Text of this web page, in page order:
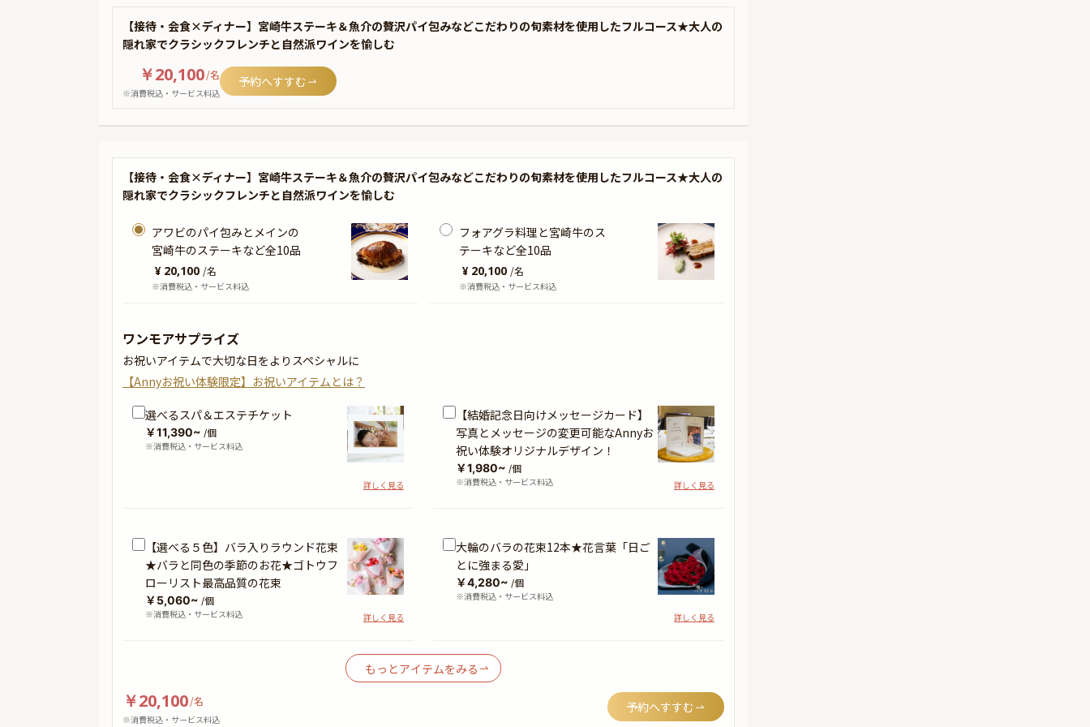
【接待・会食×ディナー】宮崎牛ステーキ＆魚介の贅沢パイ包みなどこだわりの旬素材を使用したフルコース★大人の
隠れ家でクラシックフレンチと自然派ワインを愉しむ
￥20,100/名
※消費税込・サービス料込
予約へすすむ
【接待・会食×ディナー】宮崎牛ステーキ＆魚介の贅沢パイ包みなどこだわりの旬素材を使用したフルコース★大人の
隠れ家でクラシックフレンチと自然派ワインを愉しむ
アワビのパイ包みとメインの
宮崎牛のステーキなど全10品
¥ 20,100 /名
※消費税込・サービス料込
フォアグラ料理と宮崎牛のス
テーキなど全10品
¥ 20,100 /名
※消費税込・サービス料込
ワンモアサプライズ
お祝いアイテムで大切な日をよりスペシャルに
【Annyお祝い体験限定】お祝いアイテムとは？
選べるスパ＆エステチケット
￥11,390~ /個
※消費税込・サービス料込
詳しく見る
【結婚記念日向けメッセージカード】
写真とメッセージの変更可能なAnnyお
祝い体験オリジナルデザイン！
￥1,980~ /個
※消費税込・サービス料込
詳しく見る
【選べる５色】バラ入りラウンド花束
★バラと同色の季節のお花★ゴトウフ
ローリスト最高品質の花束
￥5,060~ /個
※消費税込・サービス料込
詳しく見る
大輪のバラの花束12本★花言葉「日ご
とに強まる愛」
￥4,280~ /個
※消費税込・サービス料込
詳しく見る
もっとアイテムをみる
￥20,100/名
※消費税込・サービス料込
予約へすすむ